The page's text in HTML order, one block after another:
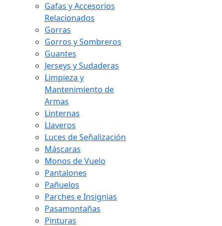
Gafas y Accesorios
Relacionados
Gorras
Gorros y Sombreros
Guantes
Jerseys y Sudaderas
Limpieza y
Mantenimiento de
Armas
Linternas
Llaveros
Luces de Señalización
Máscaras
Monos de Vuelo
Pantalones
Pañuelos
Parches e Insignias
Pasamontañas
Pinturas